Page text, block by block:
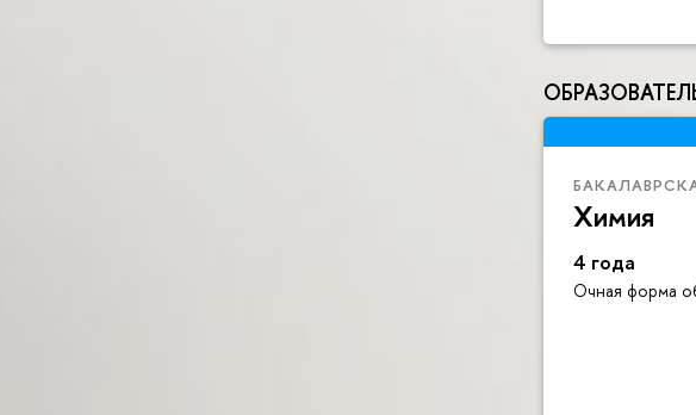
Химия
4 года
Очная форма